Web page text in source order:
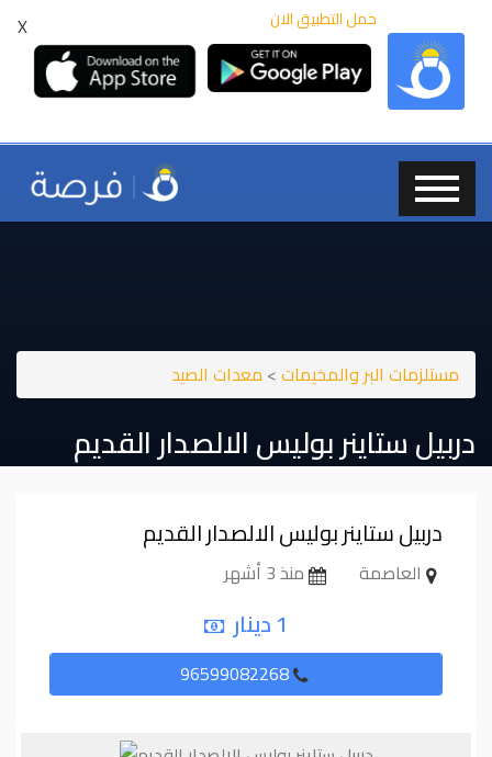
X حمل التطبيق الان
مستلزمات البر والمخيمات> معدات الصيد
دربيل ستاينر بوليس الالصدار القديم
دربيل ستاينر بوليس الالصدار القديم
العاصمة منذ 3 أشهر
1 دينار
96599082268